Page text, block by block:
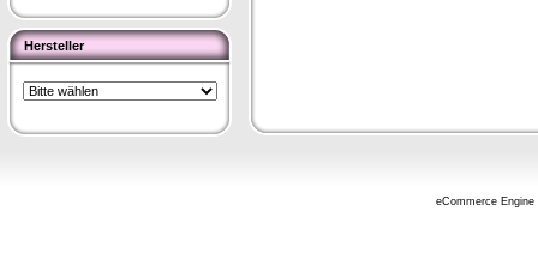
Hersteller
eCommerce